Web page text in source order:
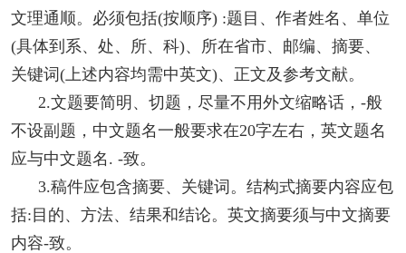
文理通顺。必须包括(按顺序) :题目、作者姓名、单位
(具体到系、处、所、科)、所在省市、邮编、摘要、
关键词(上述内容均需中英文)、正文及参考文献。
2.文题要简明、切题，尽量不用外文缩略话，-般
不设副题，中文题名一般要求在20字左右，英文题名
应与中文题名. -致。
3.稿件应包含摘要、关键词。结构式摘要内容应包
括:目的、方法、结果和结论。英文摘要须与中文摘要
内容-致。